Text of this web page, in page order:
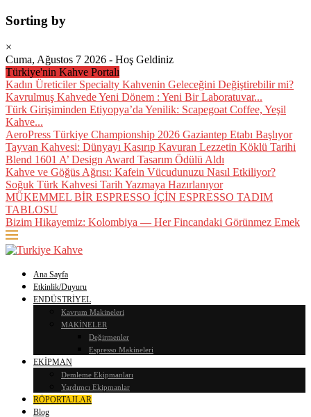
Sorting by
×
Cuma, Ağustos 7 2026 - Hoş Geldiniz
Türkiye'nin Kahve Portalı
Kadın Üreticiler Specialty Kahvenin Geleceğini Değiştirebilir mi?
Kavrulmuş Kahvede Yeni Dönem : Yeni Bir Laboratuvar...
Türk Girişiminden Etiyopya’da Yenilik: Scapegoat Coffee, Yeşil
Kahve...
AeroPress Türkiye Championship 2026 Gaziantep Etabı Başlıyor
Tayvan Kahvesi: Dünyayı Kasırıp Kavuran Lezzetin Köklü Tarihi
Blend 1601 A’ Design Award Tasarım Ödülü Aldı
Kahve ve Göğüs Ağrısı: Kafein Vücudunuzu Nasıl Etkiliyor?
Soğuk Türk Kahvesi Tarih Yazmaya Hazırlanıyor
MÜKEMMEL BİR ESPRESSO İÇİN ESPRESSO TADIM
TABLOSU
Bizim Hikayemiz: Kolombiya — Her Fincandaki Görünmez Emek
Ana Sayfa
Etkinlik/Duyuru
ENDÜSTRİYEL
Kavrum Makineleri
MAKİNELER
Değirmenler
Espresso Makineleri
EKİPMAN
Demleme Ekipmanları
Yardımcı Ekipmanlar
RÖPORTAJLAR
Blog